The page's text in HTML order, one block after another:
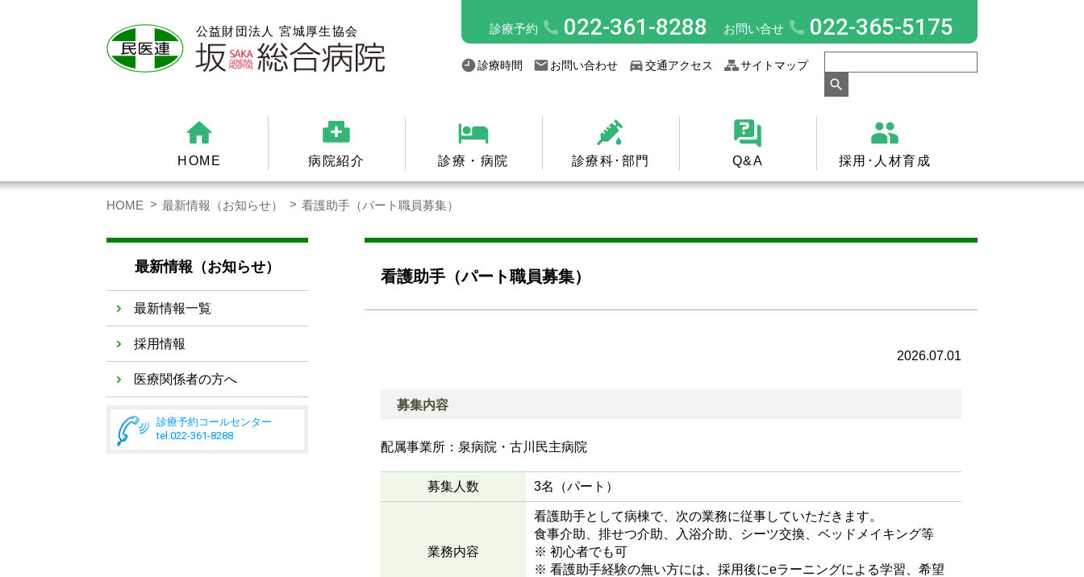
診療予約 022-361-8288 お問い合せ 022-365-5175
診療時間 お問い合わせ 交通アクセス サイトマップ
HOME 病院紹介 診療・病院 診療科･部門 Q&A 採用･人材育成
HOME 最新情報（お知らせ） 看護助手（パート職員募集）
最新情報（お知らせ）
最新情報一覧
採用情報
医療関係者の方へ
診療予約コールセンター
tel.022-361-8288
看護助手（パート職員募集）
2026.07.01
募集内容
配属事業所：泉病院・古川民主病院
募集人数 3名（パート）
業務内容
看護助手として病棟で、次の業務に従事していただきます。
食事介助、排せつ介助、入浴介助、シーツ交換、ベッドメイキング等
※ 初心者でも可
※ 看護助手経験の無い方には、採用後にeラーニングによる学習、希望